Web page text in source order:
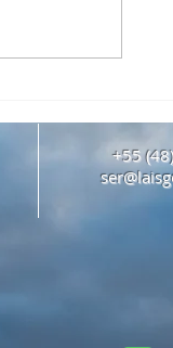
Presença e
+55